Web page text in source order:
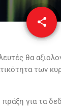
share
email
θα
των
για τα